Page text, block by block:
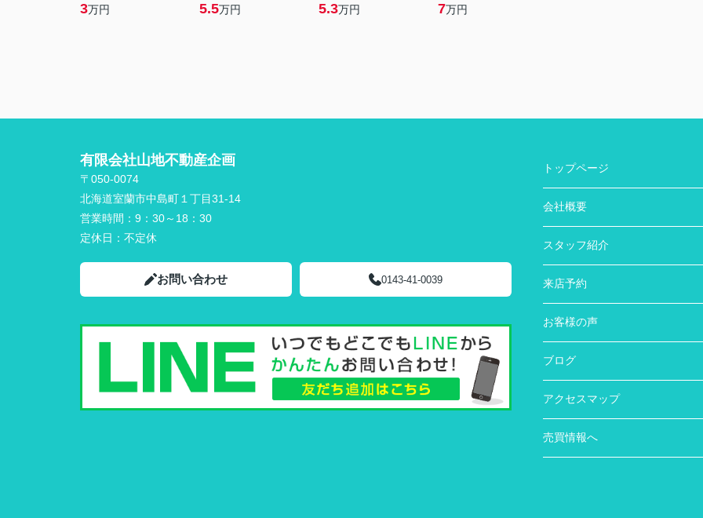
3万円 5.5万円 5.3万円 7万円
有限会社山地不動産企画
〒050-0074
北海道室蘭市中島町１丁目31-14
営業時間： 9：30～18：30
定休日： 不定休
お問い合わせ 0143-41-0039
トップページ
会社概要
スタッフ紹介
来店予約
お客様の声
ブログ
アクセスマップ
売買情報へ